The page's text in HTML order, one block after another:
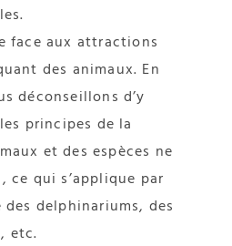
face aux attractions
des animaux. En
déconseillons d’y
principes de la
et des espèces ne
ce qui s’applique par
delphinariums, des
etc.